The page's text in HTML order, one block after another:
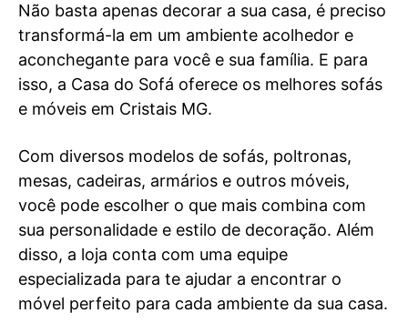
Não basta apenas decorar a sua casa, é preciso
transformá-la em um ambiente acolhedor e
aconchegante para você e sua família. E para
isso, a Casa do Sofá oferece os melhores sofás
e móveis em Cristais MG.
Com diversos modelos de sofás, poltronas,
mesas, cadeiras, armários e outros móveis,
você pode escolher o que mais combina com
sua personalidade e estilo de decoração. Além
disso, a loja conta com uma equipe
especializada para te ajudar a encontrar o
móvel perfeito para cada ambiente da sua casa.